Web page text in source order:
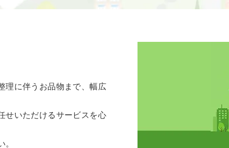
理に伴うお品物まで、幅広
せいただけるサービスを心
。